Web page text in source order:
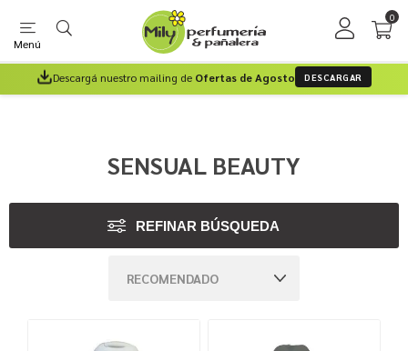
Menú
0
Descargá nuestro mailing de Ofertas de Agosto DESCARGAR
SENSUAL BEAUTY
REFINAR BÚSQUEDA